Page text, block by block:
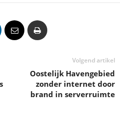
Volgend artikel
Oostelijk Havengebied
zonder internet door
brand in serverruimte